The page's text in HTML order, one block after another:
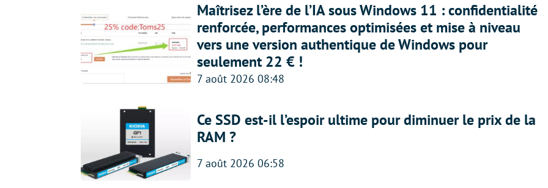
Maîtrisez l’ère de l’IA sous Windows 11 : confidentialité
renforcée, performances optimisées et mise à niveau
vers une version authentique de Windows pour
seulement 22 € !
7 août 2026 08:48
Ce SSD est-il l’espoir ultime pour diminuer le prix de la
RAM ?
7 août 2026 06:58